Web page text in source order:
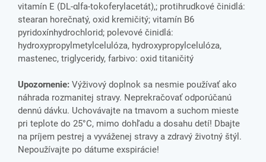
vitamín E (DL-αlfa-tokoferylacetát),; protihrudkové činidlá:
stearan horečnatý, oxid kremičitý; vitamín B6
pyridoxínhydrochlorid; polevové činidlá:
hydroxypropylmetylcelulóza, hydroxypropylcelulóza,
mastenec, triglyceridy, farbivo: oxid titaničitý
Upozornenie: Výživový doplnok sa nesmie používať ako
náhrada rozmanitej stravy. Neprekračovať odporúčanú
dennú dávku. Uchovávajte na tmavom a suchom mieste
pri teplote do 25°C, mimo dohľadu a dosahu detí! Dbajte
na príjem pestrej a vyváženej stravy a zdravý životný štýl.
Nepoužívajte po dátume exspirácie!